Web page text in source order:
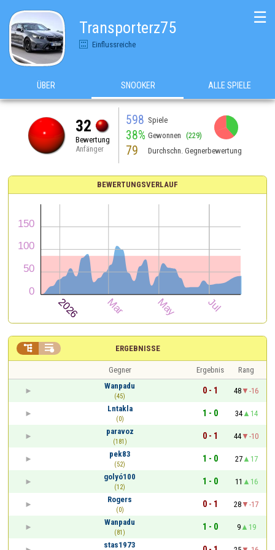
Transporterz75
Einflussreiche
☰
ÜBER SNOOKER ALLE SPIELE
32
Bewertung
Anfänger
598 Spiele
38% Gewonnen (229)
79 Durchschn. Gegnerbewertung
BEWERTUNGSVERLAUF
ERGEBNISSE
 
Gegner Ergebnis
Rang
Wanpadu
(45)
0 - 1 48
-16
Lntakla
(0)
1 - 0 34
14
paravoz
(181)
0 - 1 44
-10
pek83
(52)
1 - 0 27
17
golyó100
(12)
1 - 0 11
16
Rogers
(0)
0 - 1 28
-17
Wanpadu
(81)
1 - 0 9
19
stas1973